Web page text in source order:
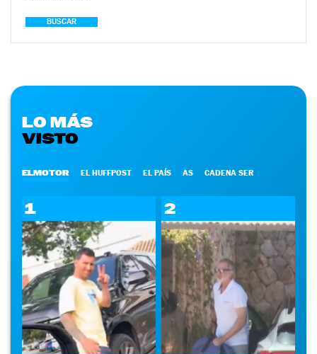
BUSCAR
LO MÁS
VISTO
ELMOTOR EL HUFFPOST EL PAÍS AS CADENA SER
1 2